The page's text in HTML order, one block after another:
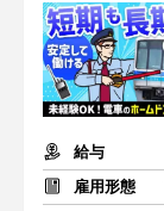
給与
雇用形態